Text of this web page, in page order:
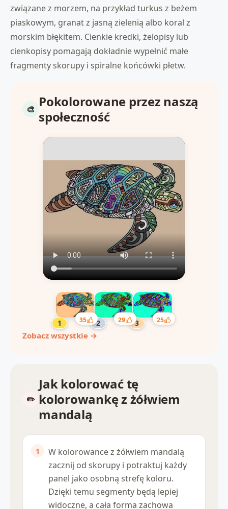
związane z morzem, na przykład turkus z beżem
piaskowym, granat z jasną zielenią albo koral z
morskim błękitem. Cienkie kredki, żelopisy lub
cienkopisy pomagają dokładnie wypełnić małe
fragmenty skorupy i spiralne końcówki płetw.
Pokolorowane przez naszą
społeczność
35 29 25
Zobacz wszystkie →
Jak kolorować tę
kolorowankę z żółwiem
mandalą
W kolorowance z żółwiem mandalą
zacznij od skorupy i potraktuj każdy
panel jako osobną strefę koloru.
Dzięki temu segmenty będą lepiej
widoczne, a cała forma zachowa